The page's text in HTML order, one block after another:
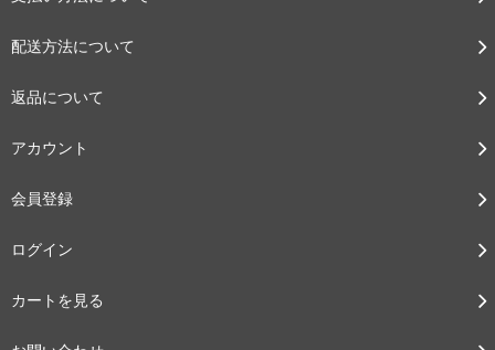
配送方法について
返品について
アカウント
会員登録
ログイン
カートを見る